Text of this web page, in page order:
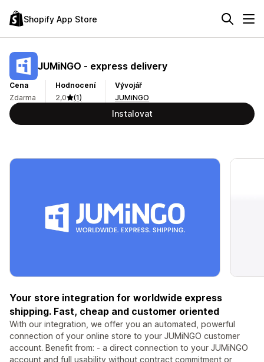
Shopify App Store
JUMiNGO ‑ express delivery
Cena
Zdarma
Hodnocení
2,0
(1)
Vývojář
JUMiNGO
Instalovat
Your store integration for worldwide express
shipping. Fast, cheap and customer oriented
With our integration, we offer you an automated, powerful
connection of your online store to your JUMiNGO customer
account. Benefit from: - a direct connection to your JUMiNGO
account and full usability without contract commitment or